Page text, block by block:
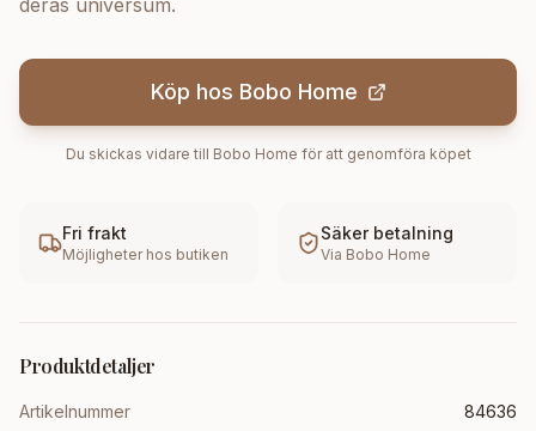
deras universum.
Köp hos Bobo Home
Du skickas vidare till Bobo Home för att genomföra köpet
Fri frakt
Möjligheter hos butiken
Säker betalning
Via Bobo Home
Produktdetaljer
Artikelnummer
84636